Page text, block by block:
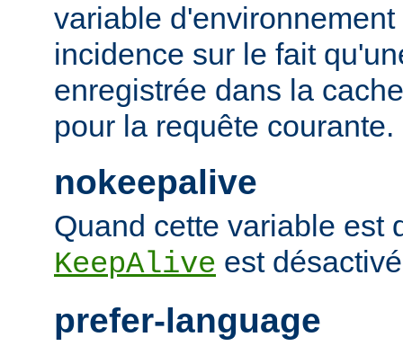
variable
incidence sur le fait
enregistrée dans la
pour la requête courante.
nokeepalive
Quand cette variable est
KeepAlive est
prefer-language